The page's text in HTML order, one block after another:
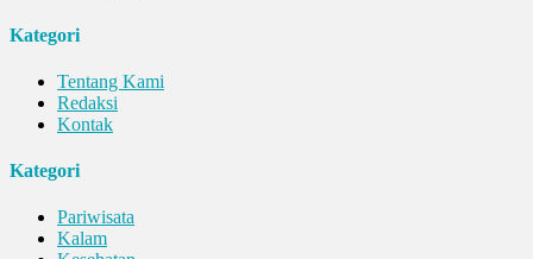
Kategori
Tentang Kami
Redaksi
Kontak
Kategori
Pariwisata
Kalam